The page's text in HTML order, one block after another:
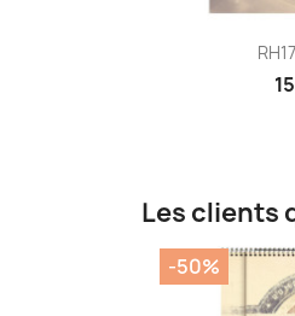
Les clients
-50%